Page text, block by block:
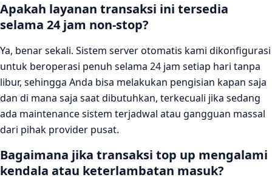
Apakah layanan transaksi ini tersedia
selama 24 jam non-stop?
Ya, benar sekali. Sistem server otomatis kami dikonfigurasi
untuk beroperasi penuh selama 24 jam setiap hari tanpa
libur, sehingga Anda bisa melakukan pengisian kapan saja
dan di mana saja saat dibutuhkan, terkecuali jika sedang
ada maintenance sistem terjadwal atau gangguan massal
dari pihak provider pusat.
Bagaimana jika transaksi top up mengalami
kendala atau keterlambatan masuk?